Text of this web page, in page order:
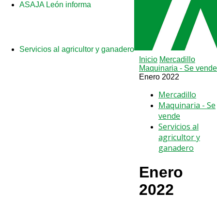
ASAJA León informa
Servicios al agricultor y ganadero
Inicio Mercadillo
Maquinaria - Se vende
Enero 2022
Mercadillo
Maquinaria - Se
vende
Servicios al
agricultor y
ganadero
Enero
2022